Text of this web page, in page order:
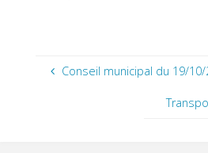
Conseil municipal du 19/10/